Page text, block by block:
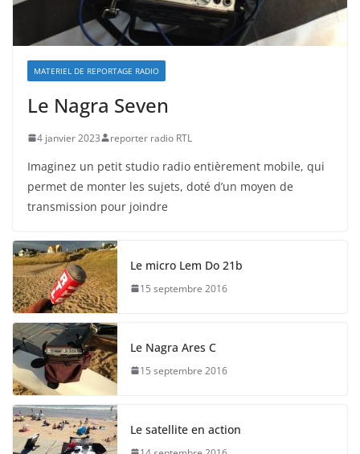
MATERIEL DE REPORTAGE RADIO
Le Nagra Seven
4 janvier 2023 reporter radio RTL
Imaginez un petit studio radio entièrement mobile, qui
permet de monter les sujets, doté d’un moyen de
transmission pour joindre
Le micro Lem Do 21b
15 septembre 2016
Le Nagra Ares C
15 septembre 2016
Le satellite en action